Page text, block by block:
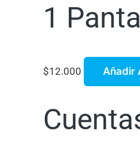
1
$12.000 Añadir